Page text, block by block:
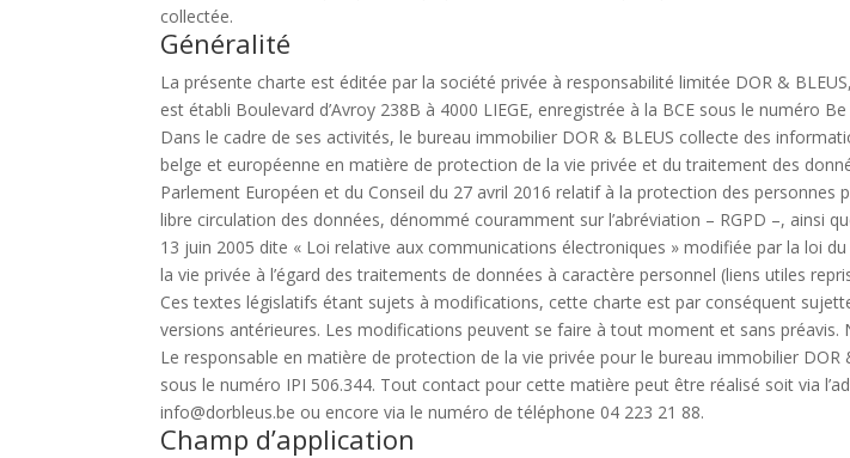
collectée.
Généralité
La présente charte est éditée par la société privée à responsabilité limitée DOR &
est établi Boulevard d’Avroy 238B à 4000 LIEGE, enregistrée à la BCE sous le numéro Be
Dans le cadre de ses activités, le bureau immobilier DOR & BLEUS collecte des
belge et européenne en matière de protection de la vie privée et du traitement des
Parlement Européen et du Conseil du 27 avril 2016 relatif à la protection des
libre circulation des données, dénommé couramment sur l’abréviation – RGPD –, ainsi
13 juin 2005 dite « Loi relative aux communications électroniques » modifiée par la loi
la vie privée à l’égard des traitements de données à caractère personnel (liens utiles
Ces textes législatifs étant sujets à modifications, cette charte est par conséquent
versions antérieures. Les modifications peuvent se faire à tout moment et sans
Le responsable en matière de protection de la vie privée pour le bureau immobilier
sous le numéro IPI 506.344. Tout contact pour cette matière peut être réalisé soit via
info@dorbleus.be ou encore via le numéro de téléphone 04 223 21 88.
Champ d’application